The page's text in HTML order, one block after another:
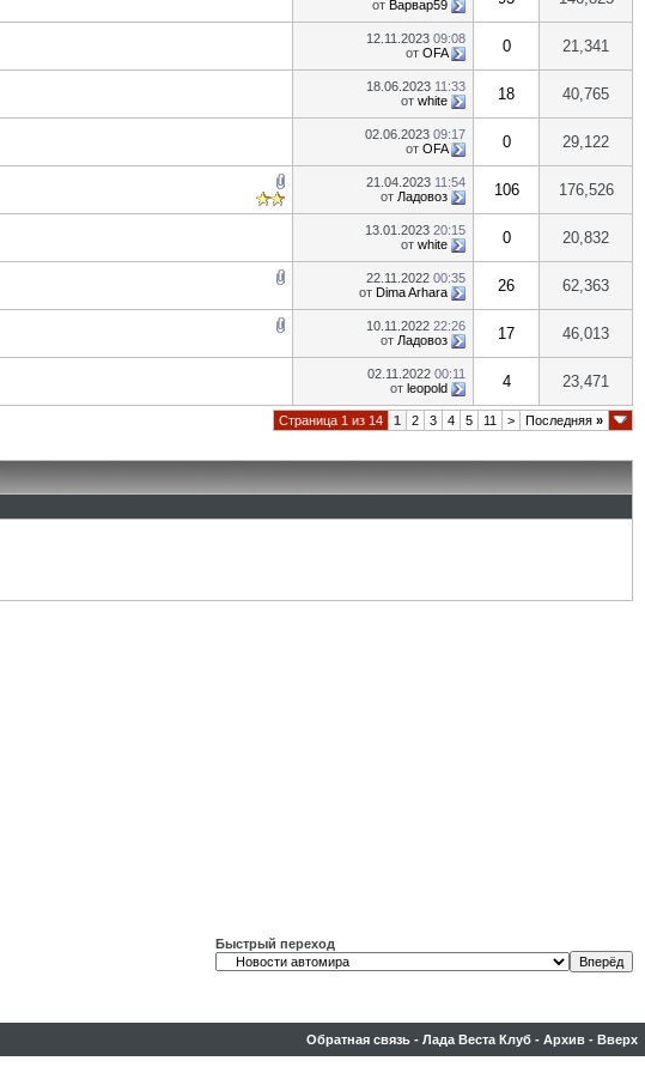
от Варвар59
12.11.2023 09:08
от OFA 0 21,341
18.06.2023 11:33
от white 18 40,765
02.06.2023 09:17
от OFA 0 29,122
21.04.2023 11:54
от Ладовоз 106 176,526
13.01.2023 20:15
от white 0 20,832
22.11.2022 00:35
от Dima Arhara 26 62,363
10.11.2022 22:26
от Ладовоз 17 46,013
02.11.2022 00:11
от leopold 4 23,471
Страница 1 из 14 1 2 3 4 5 11 > Последняя »
Быстрый переход
Обратная связь - Лада Веста Клуб - Архив - Вверх